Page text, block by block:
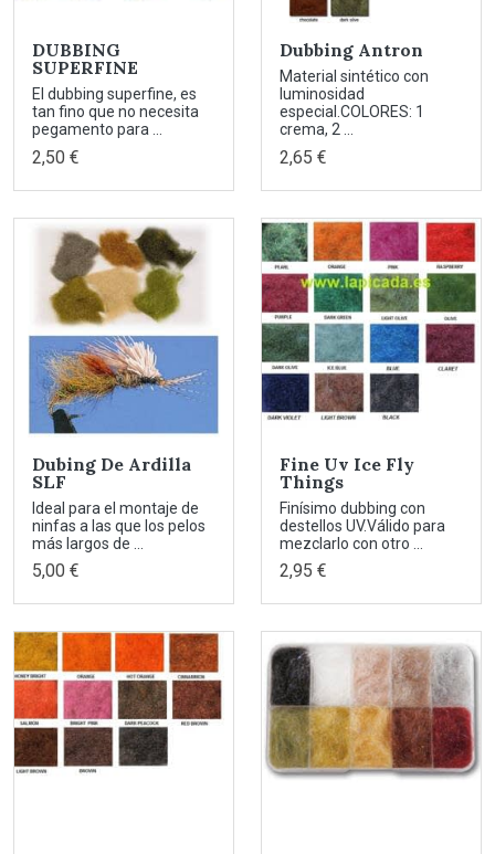
DUBBING
SUPERFINE
El dubbing superfine, es
tan fino que no necesita
pegamento para ...
2,50 €
Dubbing Antron
Material sintético con
luminosidad
especial.COLORES: 1
crema, 2 ...
2,65 €
Dubing De Ardilla
SLF
Ideal para el montaje de
ninfas a las que los pelos
más largos de ...
5,00 €
Fine Uv Ice Fly
Things
Finísimo dubbing con
destellos UV.Válido para
mezclarlo con otro ...
2,95 €